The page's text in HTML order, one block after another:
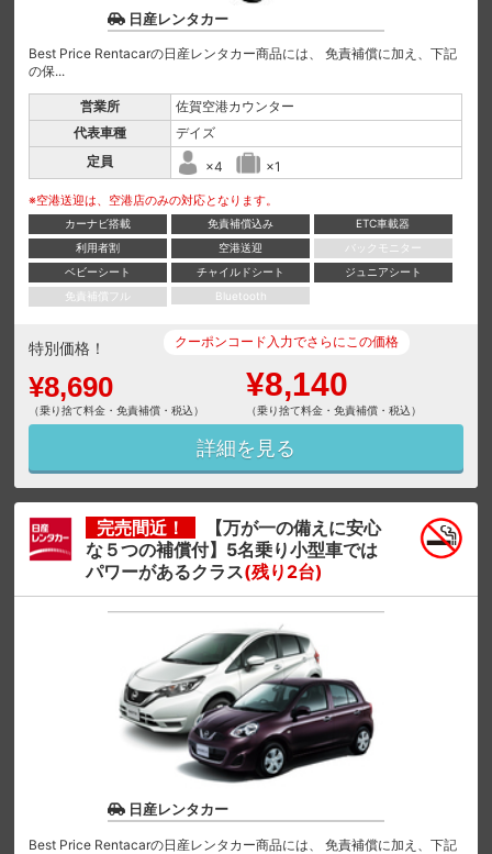
日産レンタカー
Best Price Rentacarの日産レンタカー商品には、 免責補償に加え、下記
の保...
営業所
佐賀空港カウンター
代表車種
デイズ
定員
×4 ×1
※空港送迎は、空港店のみの対応となります。
カーナビ搭載 免責補償込み
ETC車載器
利用者割
空港送迎
バックモニター
ベビーシート
チャイルドシート
ジュニアシート
免責補償フル
Bluetooth
特別価格！
¥8,690
（乗り捨て料金・免責補償・税込）
クーポンコード入力でさらにこの価格
¥8,140
（乗り捨て料金・免責補償・税込）
詳細を見る
完売間近！
【万が一の備えに安心
な５つの補償付】5名乗り小型車では
パワーがあるクラス(残り2台)
日産レンタカー
Best Price Rentacarの日産レンタカー商品には、 免責補償に加え、下記